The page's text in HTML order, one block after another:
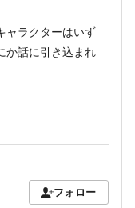
ャラクターはいず
か話に引き込まれ
フォロー